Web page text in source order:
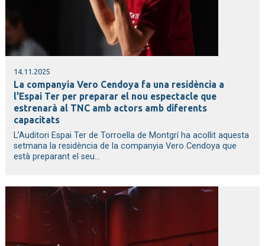
14.11.2025
La companyia Vero Cendoya fa una residència a
l'Espai Ter per preparar el nou espectacle que
estrenarà al TNC amb actors amb diferents
capacitats
L’Auditori Espai Ter de Torroella de Montgrí ha acollit aquesta
setmana la residència de la companyia Vero Cendoya que
està preparant el seu...